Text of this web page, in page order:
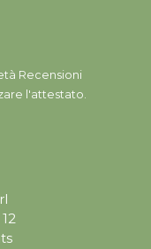
Recensioni
l'attestato.